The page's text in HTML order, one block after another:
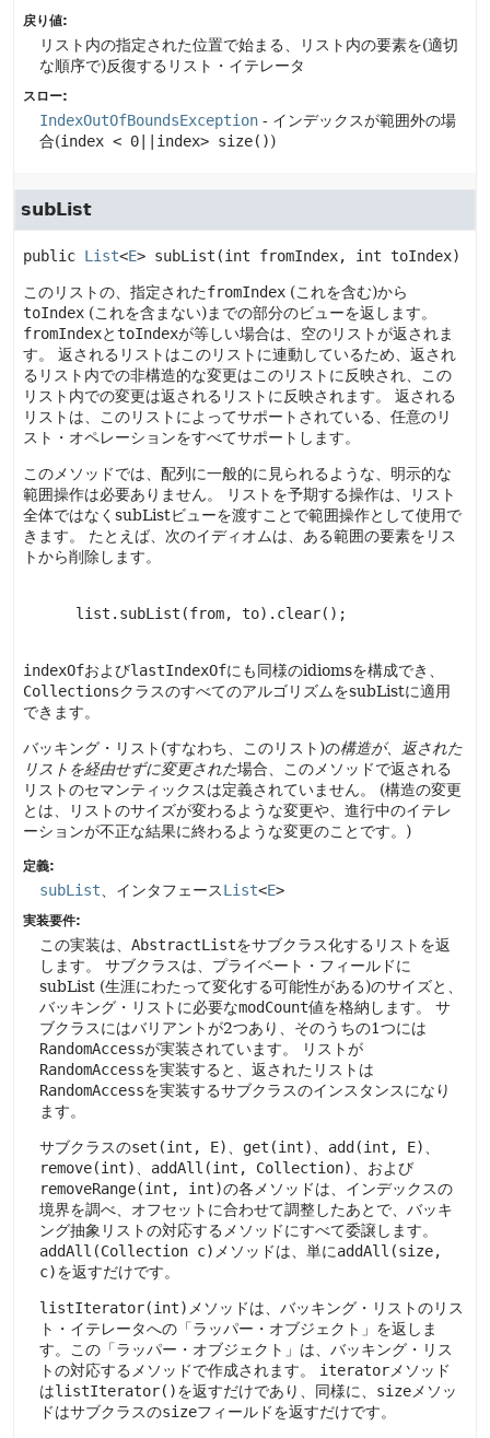
戻り値:
リスト内の指定された位置で始まる、リスト内の要素を(適切
な順序で)反復するリスト・イテレータ
スロー:
IndexOutOfBoundsException - インデックスが範囲外の場
合(index < 0||index> size())
subList
public List<E> subList (int fromIndex, int toIndex)
このリストの、指定されたfromIndex (これを含む)から
toIndex (これを含まない)までの部分のビューを返します。
fromIndexとtoIndexが等しい場合は、空のリストが返されま
す。
返されるリストはこのリストに連動しているため、返され
るリスト内での非構造的な変更はこのリストに反映され、この
リスト内での変更は返されるリストに反映されます。
返される
リストは、このリストによってサポートされている、任意のリ
スト・オペレーションをすべてサポートします。
このメソッドでは、配列に一般的に見られるような、明示的な
範囲操作は必要ありません。
リストを予期する操作は、リスト
全体ではなくsubListビューを渡すことで範囲操作として使用で
きます。
たとえば、次のイディオムは、ある範囲の要素をリス
トから削除します。
      list.subList(from, to).clear();
indexOfおよびlastIndexOfにも同様のidiomsを構成でき、
CollectionsクラスのすべてのアルゴリズムをsubListに適用
できます。
バッキング・リスト(すなわち、このリスト)の構造が、返された
リストを経由せずに変更された場合、このメソッドで返される
リストのセマンティックスは定義されていません。
(構造の変更
とは、リストのサイズが変わるような変更や、進行中のイテレ
ーションが不正な結果に終わるような変更のことです。)
定義:
subList 、インタフェースList<E>
実装要件:
この実装は、 AbstractListをサブクラス化するリストを返
します。
サブクラスは、プライベート・フィールドに
subList (生涯にわたって変化する可能性がある)のサイズと、
バッキング・リストに必要なmodCount値を格納します。
サ
ブクラスにはバリアントが2つあり、そのうちの1つには
RandomAccessが実装されています。
リストが
RandomAccessを実装すると、返されたリストは
RandomAccessを実装するサブクラスのインスタンスになり
ます。
サブクラスのset(int, E) get(int) add(int, E)
remove(int)
addAll(int, Collection)
、および
removeRange(int, int)の各メソッドは、インデックスの
境界を調べ、オフセットに合わせて調整したあとで、バッキ
ング抽象リストの対応するメソッドにすべて委譲します。
addAll(Collection c) メソッドは、単にaddAll(size,
c)を返すだけです。
listIterator(int) メソッドは、バッキング・リストのリス
ト・イテレータへの「ラッパー・オブジェクト」を返しま
す。この「ラッパー・オブジェクト」は、バッキング・リス
トの対応するメソッドで作成されます。
iterator メソッド
はlistIterator()を返すだけであり、同様に、 size メソッ
ドはサブクラスのsizeフィールドを返すだけです。